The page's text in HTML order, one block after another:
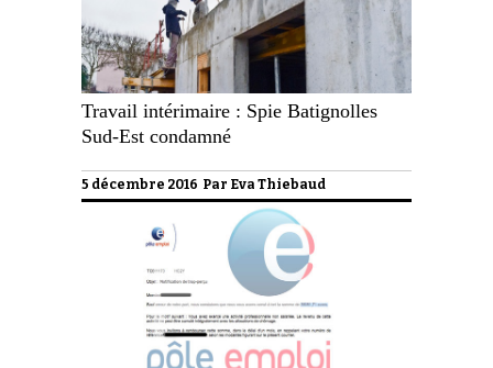
Travail intérimaire : Spie Batignolles
Sud-Est condamné
5 décembre 2016 Par Eva Thiebaud